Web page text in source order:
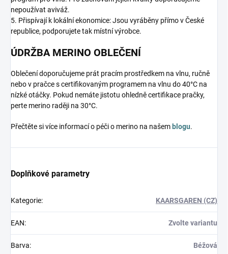
nepoužívat aviváž.
5. Přispívají k lokální ekonomice: Jsou vyráběny přímo v České
republice, podporujete tak místní výrobce.
ÚDRŽBA MERINO OBLEČENÍ
Oblečení doporučujeme prát pracím prostředkem na vlnu, ručně
nebo v pračce s certifikovaným programem na vlnu do 40°C na
nízké otáčky. Pokud nemáte jistotu ohledně certifikace pračky,
perte merino raději na 30°C.
Přečtěte si více informací o péči o merino na našemblogu.
Doplňkové parametry
Kategorie: KAARSGAREN (CZ)
EAN: Zvolte variantu
Barva: Béžová